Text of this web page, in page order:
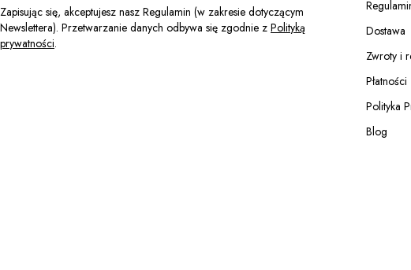
Zapisując się, akceptujesz nasz Regulamin (w zakresie dotyczącym
Newslettera). Przetwarzanie danych odbywa się zgodnie z Polityką
prywatności.
Dostawa
Zwroty i
Płatności
Polityka
Blog